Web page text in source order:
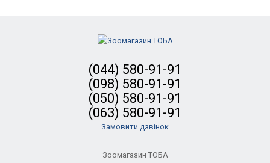
(044) 580-91-91
(098) 580-91-91
(050) 580-91-91
(063) 580-91-91
Замовити дзвінок
Зоомагазин ТОБА